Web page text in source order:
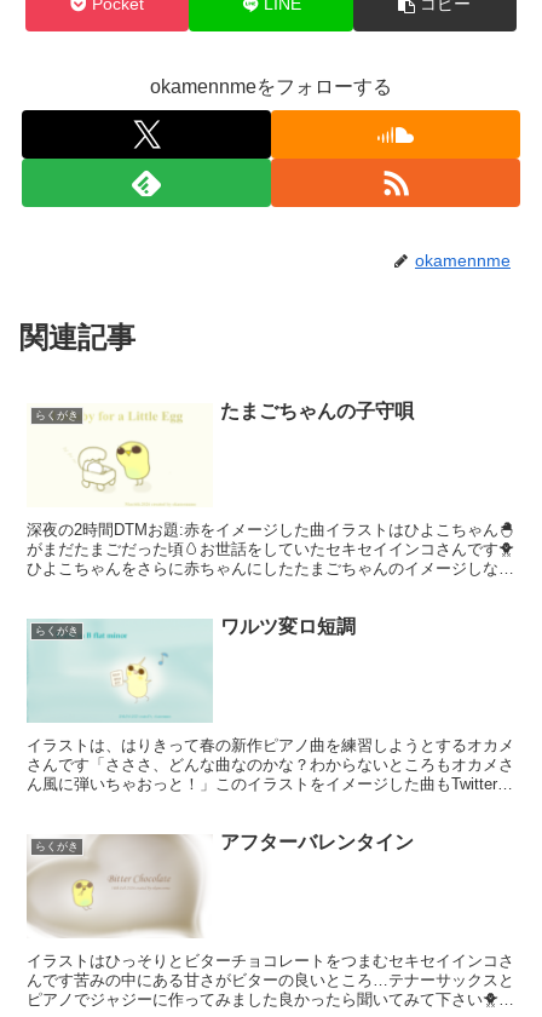
Pocket LINE コピー
okamennmeをフォローする
okamennme
関連記事
らくがき たまごちゃんの子守唄
深夜の2時間DTMお題:赤をイメージした曲イラストはひよこちゃん🐣
がまだたまごだった頃🥚お世話をしていたセキセイインコさんです🐥
ひよこちゃんをさらに赤ちゃんにしたたまごちゃんのイメージしなが
らくがき ワルツ変ロ短調
イラストは、はりきって春の新作ピアノ曲を練習しようとするオカメ
さんです「さささ、どんな曲なのかな？わからないところもオカメさ
ん風に弾いちゃおっと！」このイラストをイメージした曲もTwitterに
らくがき アフターバレンタイン
イラストはひっそりとビターチョコレートをつまむセキセイインコさ
んです苦みの中にある甘さがビターの良いところ…テナーサックスと
ピアノでジャジーに作ってみました良かったら聞いてみて下さい🐥🍫